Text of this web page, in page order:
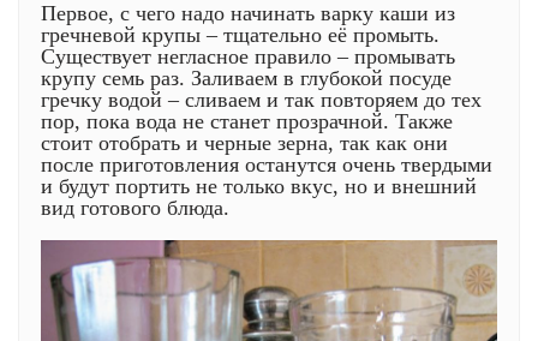
Первое, с чего надо начинать варку каши из
гречневой крупы – тщательно её промыть.
Существует негласное правило – промывать
крупу семь раз. Заливаем в глубокой посуде
гречку водой – сливаем и так повторяем до тех
пор, пока вода не станет прозрачной. Также
стоит отобрать и черные зерна, так как они
после приготовления останутся очень твердыми
и будут портить не только вкус, но и внешний
вид готового блюда.